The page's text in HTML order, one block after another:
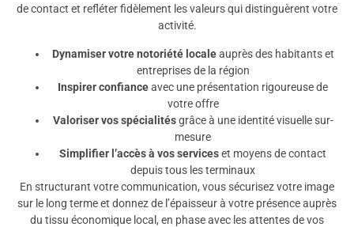
de contact et refléter fidèlement les valeurs qui distinguèrent votre
activité.
Dynamiser votre notoriété localeauprès des habitants et
entreprises de la région
Inspirer confianceavec une présentation rigoureuse de
votre offre
Valoriser vos spécialitésgrâce à une identité visuelle sur-
mesure
Simplifier l’accès à vos serviceset moyens de contact
depuis tous les terminaux
En structurant votre communication, vous sécurisez votre image
sur le long terme et donnez de l’épaisseur à votre présence auprès
du tissu économique local, en phase avec les attentes de vos